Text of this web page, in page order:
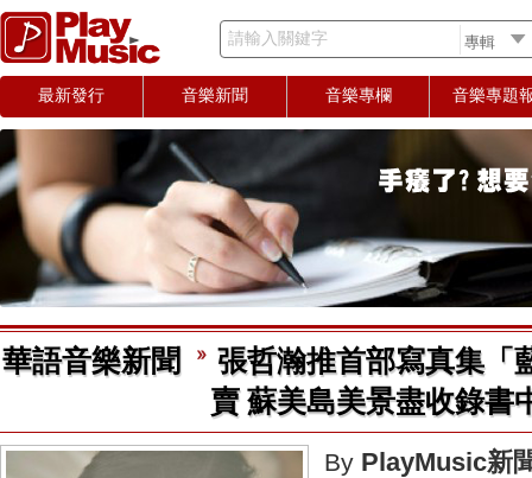
請輸入關鍵字
最新發行 音樂新聞 音樂專欄 音樂專題
華語音樂新聞
張哲瀚推首部寫真集「
賣 蘇美島美景盡收錄書
By PlayMusic新